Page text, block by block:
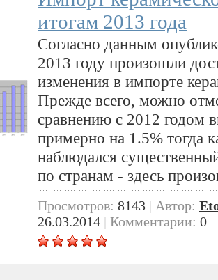
итогам 2013 года
Согласно данным
2013 году произошли
изменения в импорте
Прежде всего, можно
сравнению с 2012 годом
примерно на 1.5% тогда
наблюдался
по странам - здесь
Просмотров: 8143 | Автор:
26.03.2014 | Комментарии: 0